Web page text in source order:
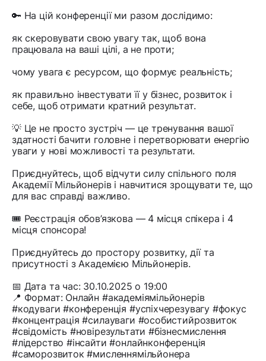
🔑 На цій конференції ми разом дослідимо:
як скеровувати свою увагу так, щоб вона
працювала на ваші цілі, а не проти;
чому увага є ресурсом, що формує реальність;
як правильно інвестувати її у бізнес, розвиток і
себе, щоб отримати кратний результат.
💡 Це не просто зустріч — це тренування вашої
здатності бачити головне і перетворювати енергію
уваги у нові можливості та результати.
Приєднуйтесь, щоб відчути силу спільного поля
Академії Мільйонерів і навчитися зрощувати те, що
для вас справді важливо.
🎟 Реєстрація обов’язкова — 4 місця спікера і 4
місця спонсора!
Приєднуйтесь до простору розвитку, дії та
присутності з Академією Мільйонерів.
📅 Дата та час: 30.10.2025 о 19:00
📍 Формат: Онлайн #академіямільйонерів
#кодуваги #конференція #успіхчерезувагу #фокус
#концентрація #силауваги #особистийрозвиток
#свідомість #новірезультати #бізнесмислення
#лідерство #інсайти #онлайнконференція
#саморозвиток #мисленнямільйонера